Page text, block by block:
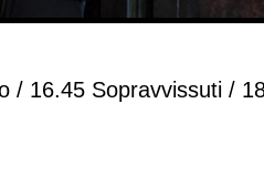
/ 16.45 Sopravvissuti /